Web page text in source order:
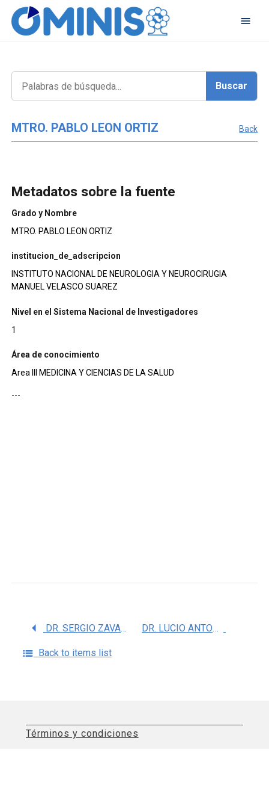
MTRO. PABLO LEON ORTIZ Back
Metadatos sobre la fuente
Grado y Nombre
MTRO. PABLO LEON ORTIZ
institucion_de_adscripcion
INSTITUTO NACIONAL DE NEUROLOGIA Y NEUROCIRUGIA
MANUEL VELASCO SUAREZ
Nivel en el Sistema Nacional de Investigadores
1
Área de conocimiento
Area III MEDICINA Y CIENCIAS DE LA SALUD
---
DR. SERGIO ZAVALA VEGA DR. LUCIO ANTONIO RAMOS CHAVEZ
Back to items list
Términos y condiciones